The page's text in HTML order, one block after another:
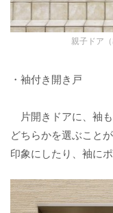
親子ドア
・袖付き開き戸
片開きドアに、袖
どちらかを選ぶこと
印象にしたり、袖に